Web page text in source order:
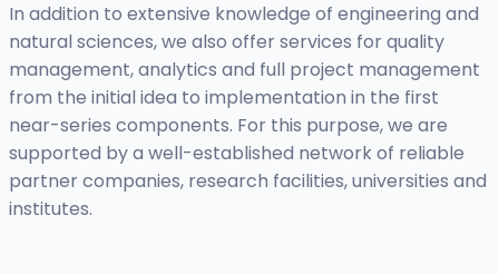
In addition to extensive knowledge of engineering and
natural sciences, we also offer services for quality
management, analytics and full project management
from the initial idea to implementation in the first
near-series components. For this purpose, we are
supported by a well-established network of reliable
partner companies, research facilities, universities and
institutes.